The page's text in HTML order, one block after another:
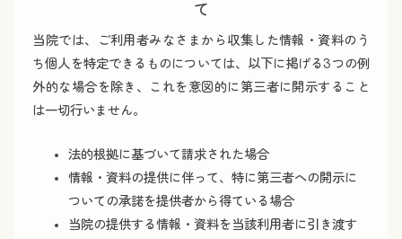
て
当院では、ご利用者みなさまから収集した情報・資料のう
ち個人を特定できるものについては、以下に掲げる3つの例
外的な場合を除き、これを意図的に第三者に開示すること
は一切行いません。
法的根拠に基づいて請求された場合
情報・資料の提供に伴って、特に第三者への開示に
ついての承諾を提供者から得ている場合
当院の提供する情報・資料を当該利用者に引き渡す